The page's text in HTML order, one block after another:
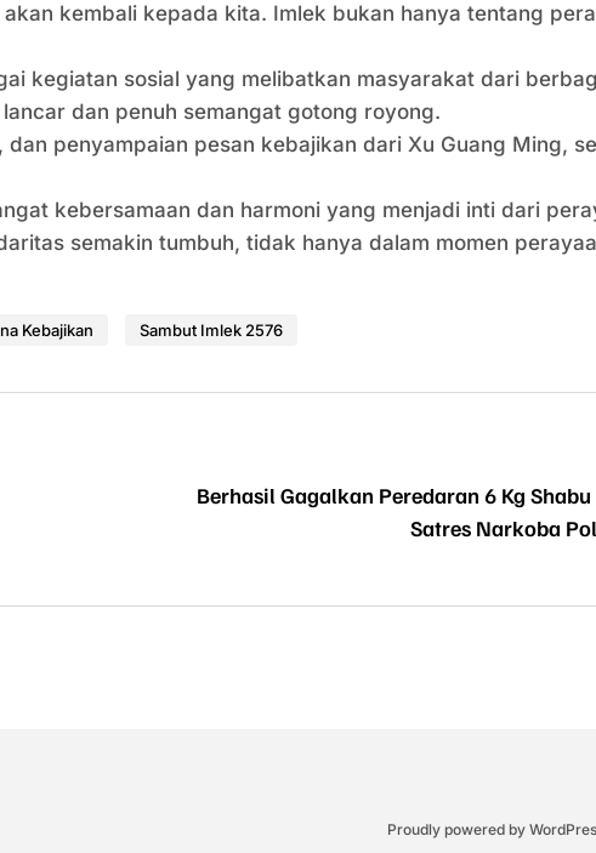
kembali kepada kita. Imlek bukan hanya tentang
kegiatan sosial yang melibatkan masyarakat dari
dan penuh semangat gotong royong.
penyampaian pesan kebajikan dari Xu Guang Ming,
kebersamaan dan harmoni yang menjadi inti dari
semakin tumbuh, tidak hanya dalam momen
Kebajikan Sambut Imlek 2576
Berhasil Gagalkan Peredaran 6 Kg
Satres Narkoba
Proudly powered by